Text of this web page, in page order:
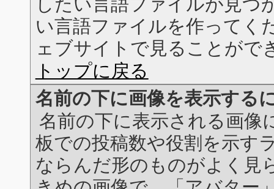
い言語ファイルを作ってく
ェブサイトで見ることがで
トップに戻る
名前の下に画像を表示する
名前の下に表示される画像
板での投稿数や役割を示す
ならんだ形のものがよく見